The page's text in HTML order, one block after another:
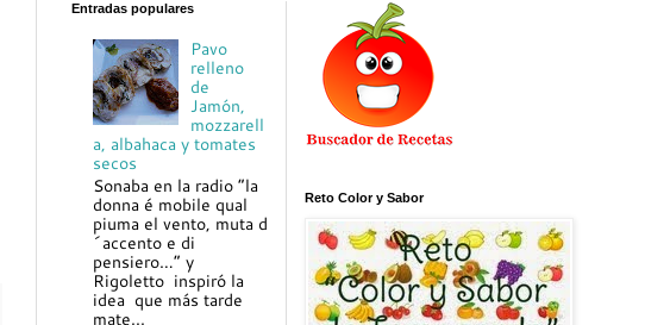
Entradas populares
Pavo
relleno
de
Jamón,
mozzarell
a, albahaca y tomates
secos
Sonaba en la radio “la
donna é mobile qual
piuma el vento, muta d
´accento e di
pensiero…” y
Rigoletto inspiró la
idea que más tarde
mate...
Reto Color y Sabor